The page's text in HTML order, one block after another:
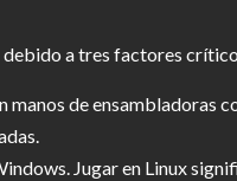
debido a tres factores
de ensambladoras
Jugar en Linux